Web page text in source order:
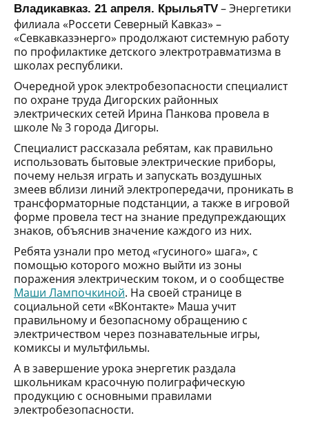
Владикавказ. 21 апреля. КрыльяTV – Энергетики
филиала «Россети Северный Кавказ» –
«Севкавказэнерго» продолжают системную работу
по профилактике детского электротравматизма в
школах республики.
Очередной урок электробезопасности специалист
по охране труда Дигорских районных
электрических сетей Ирина Панкова провела в
школе № 3 города Дигоры.
Специалист рассказала ребятам, как правильно
использовать бытовые электрические приборы,
почему нельзя играть и запускать воздушных
змеев вблизи линий электропередачи, проникать в
трансформаторные подстанции, а также в игровой
форме провела тест на знание предупреждающих
знаков, объяснив значение каждого из них.
Ребята узнали про метод «гусиного» шага», с
помощью которого можно выйти из зоны
поражения электрическим током, и о сообществе
Маши Лампочкиной. На своей странице в
социальной сети «ВКонтакте» Маша учит
правильному и безопасному обращению с
электричеством через познавательные игры,
комиксы и мультфильмы.
А в завершение урока энергетик раздала
школьникам красочную полиграфическую
продукцию с основными правилами
электробезопасности.